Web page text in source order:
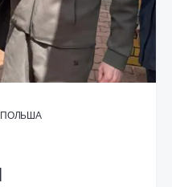
ПОЛЬША